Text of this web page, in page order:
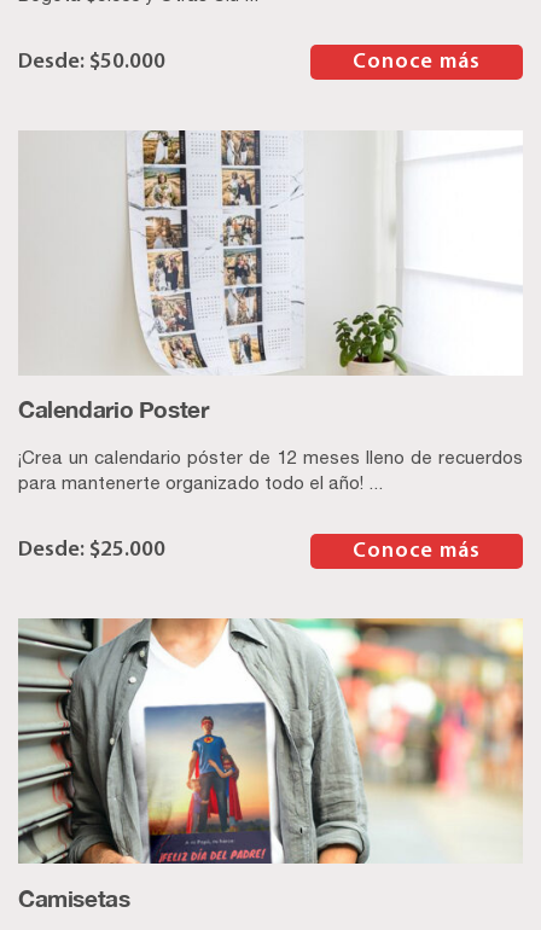
$50.000 Conoce más
Calendario Poster
¡Crea un calendario póster de 12 meses lleno de recuerdos
para mantenerte organizado todo el año! ...
$25.000 Conoce más
Camisetas